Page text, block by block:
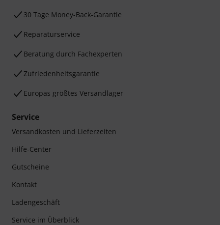
30 Tage Money-Back-Garantie
Reparaturservice
Beratung durch Fachexperten
Zufriedenheitsgarantie
Europas größtes Versandlager
Service
Versandkosten und Lieferzeiten
Hilfe-Center
Gutscheine
Kontakt
Ladengeschäft
Service im Überblick